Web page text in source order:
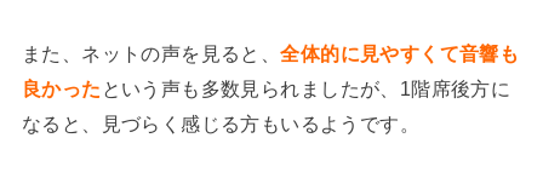
また、ネットの声を見ると、全体的に見やすくて音響も
良かった という声も多数見られましたが、1階席後方に
なると、見づらく感じる方もいるようです。